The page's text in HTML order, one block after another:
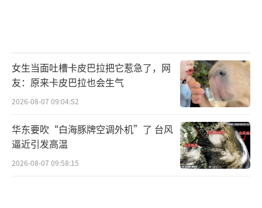
女生当面吐槽卡皮巴拉把它惹急了，网
友：原来卡皮巴拉也会生气
2026-08-07 09:04:52
华东要吹“白海豚牌空调外机”了 台风
逼近引发高温
2026-08-07 09:58:15